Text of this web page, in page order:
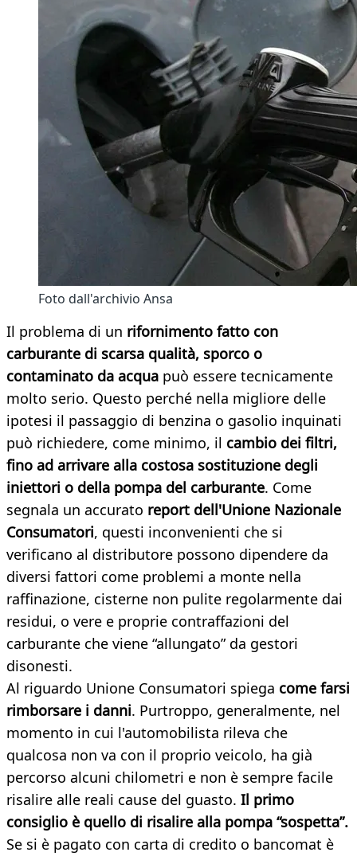
Foto dall'archivio Ansa
Il problema di un rifornimento fatto con
carburante di scarsa qualità, sporco o
contaminato da acqua può essere tecnicamente
molto serio. Questo perché nella migliore delle
ipotesi il passaggio di benzina o gasolio inquinati
può richiedere, come minimo, il cambio dei filtri,
fino ad arrivare alla costosa sostituzione degli
iniettori o della pompa del carburante. Come
segnala un accurato report dell'Unione Nazionale
Consumatori, questi inconvenienti che si
verificano al distributore possono dipendere da
diversi fattori come problemi a monte nella
raffinazione, cisterne non pulite regolarmente dai
residui, o vere e proprie contraffazioni del
carburante che viene “allungato” da gestori
disonesti.
Al riguardo Unione Consumatori spiega come farsi
rimborsare i danni. Purtroppo, generalmente, nel
momento in cui l'automobilista rileva che
qualcosa non va con il proprio veicolo, ha già
percorso alcuni chilometri e non è sempre facile
risalire alle reali cause del guasto. Il primo
consiglio è quello di risalire alla pompa “sospetta”.
Se si è pagato con carta di credito o bancomat è